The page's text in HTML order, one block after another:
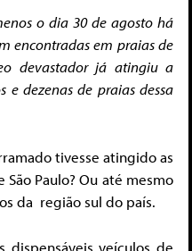
o dia 30 de agosto há
encontradas em praias de
devastador já atingiu a
e dezenas de praias dessa
tivesse atingido as
Paulo? Ou até mesmo
da região sul do país.
dispensáveis veículos de